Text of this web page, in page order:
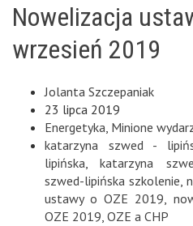
Nowelizacja
wrzesień 2019
Jolanta Szczepaniak
23 lipca 2019
Energetyka, Minione
katarzyna szwed -
lipińska,katarzyna
szwed-lipińska szkolenie,
ustawy o OZE 2019,
OZE 2019, OZE a CHP